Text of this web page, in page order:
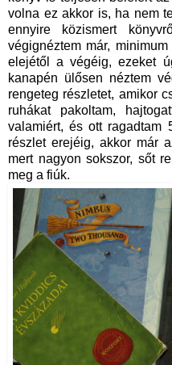
volna ez akkor is, ha nem
ennyire közismert
végignéztem már,
elejétől a végéig, ezeket
kanapén ülősen néztem
rengeteg részletet, amikor
ruhákat pakoltam,
valamiért, és ott ragadtam
részlet erejéig, akkor már
mert nagyon sokszor, sőt
meg a fiúk.